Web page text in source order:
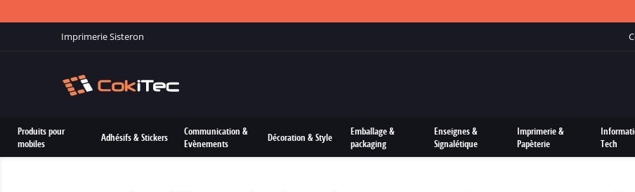
Imprimerie Sisteron
Produits pour
mobiles
Adhésifs & Stickers
Communication &
Evènements
Décoration & Style
Emballage &
packaging
Enseignes &
Signalétique
Imprimerie &
Papèterie
Tech